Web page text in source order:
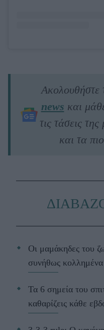
Ακολουθήστε
news και
τις τάσεις
και τα
Οι μαμάκηδες του
συνήθως
Τα 6 σημεία του
καθαρίζεις κάθε